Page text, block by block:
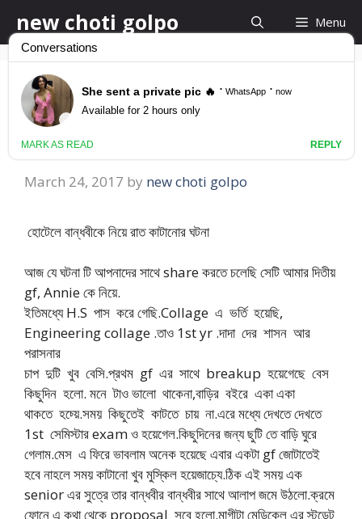
to
content
new choti golpo Menu
হোটেলে বান্ধবীকে নিয়ে রাত
কাটানোর ঘটনা
March 24, 2017 by new choti golpo
হোটেলে বান্ধবীকে নিয়ে রাত কাটানোর ঘটনা
আজ যে ঘটনা টি আপনাদের সাথে share করতে চলেছি সেটি আমার দিতীয়
gf, Annie কে নিয়ে.
ইতিমধ্যে H.S পাস করে গেছি.Collage এ ভর্তি হয়েছি,
Engineering collage .তাও 1st yr .দাদা দের শাসন আর
পরাসনার
চাপ দুটি খুব বেসি.প্রথম gf এর সাথে breakup হয়েগেছে বেস
কিছুদিন হলো. মনে টাও ভালো থাকেনা,বাড়ির বইরে একা একা
থাকতে হচ্য়ে.সময় কিছুতেই কাটতে চায় না.এরে মধ্যে দেখতে দেখতে
1st সেমিস্টার exam ও হয়েগেল.কিছুদিনের জন্য ছুটি তে বাড়ি ঘুরে
গেলাম.মেস এ ফিরে ভাবলাম অনেক হয়েছে এবার একটা gf জোটাতেই
হবে নাহলে সময় কাটানো খুব মুস্কিল হয়েজাচ্যে.ঠিক এই সময় এক
senior এর সুত্রে তার বান্ধবীর বান্ধবীর সাথে আলাপ জমে উঠলো.ক্রমে
ফোনে এ কথা থেকে proposal সবে হলো.মাগীটা মেডিকেল এর স্টুডেন্ট